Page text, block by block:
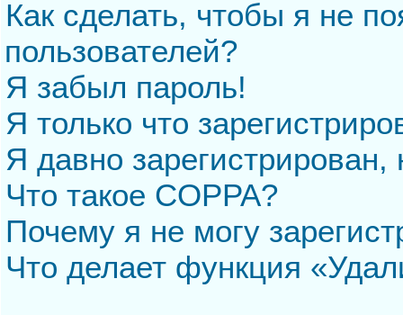
Как сделать, чтобы я не
пользователей?
Я забыл пароль!
Я только что
Я давно
Что такое COPPA?
Почему я не могу
Что делает функция